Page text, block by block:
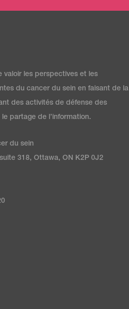
valoir les perspectives et les
du cancer du sein en faisant de la
des activités de défense des
partage de l’information.
du sein
318, Ottawa, ON K2P 0J2